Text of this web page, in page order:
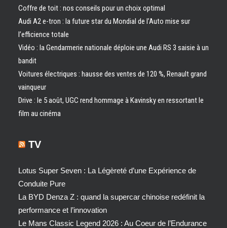
Coffre de toit : nos conseils pour un choix optimal
Audi A2 e-tron : la future star du Mondial de l’Auto mise sur
l’efficience totale
Vidéo : la Gendarmerie nationale déploie une Audi RS 3 saisie à un
bandit
Voitures électriques : hausse des ventes de 120 %, Renault grand
vainqueur
Drive : le 5 août, UGC rend hommage à Kavinsky en ressortant le
film au cinéma
TV
Lotus Super Seven : La Légèreté d’une Expérience de
Conduite Pure
La BYD Denza Z : quand la supercar chinoise redéfinit la
performance et l’innovation
Le Mans Classic Legend 2026 : Au Coeur de l’Endurance